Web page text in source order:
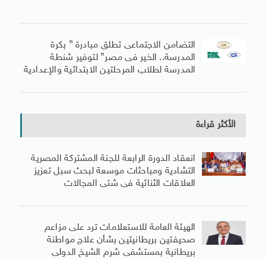
التضامن الاجتماعى تطلق مبادرة ” بكرة
المدرسة.. الخير فى مصر” لتوفير شنطة
المدرسة لطلاب المرحلتين الابتدائية والإعدادية
الأكثر قراءة
انعقاد الدورة الرابعة للجنة المشتركة المصرية
التشادية ومباحثات موسعة لبحث سبل تعزيز
العلاقات الثنائية فى شتى المجالات
الهيئة العامة للاستعلامات ترد على مزاعم
صحيفتين بريطانيتين بشأن علاج مواطنة
بريطانية بمستشفى شرم الشيخ الدولى